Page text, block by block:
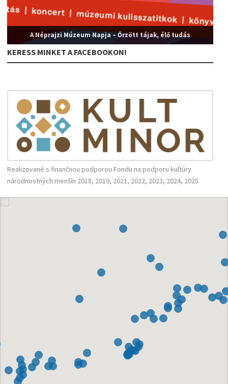
A Néprajzi Múzeum Napja – Őrzött tájak, élő tudás
KERESS MINKET A FACEBOOKON!
Realizované s finančnou podporou Fondu na podporu kultúry
národnostných menšín 2018, 2019, 2021, 2022, 2023, 2024, 2025